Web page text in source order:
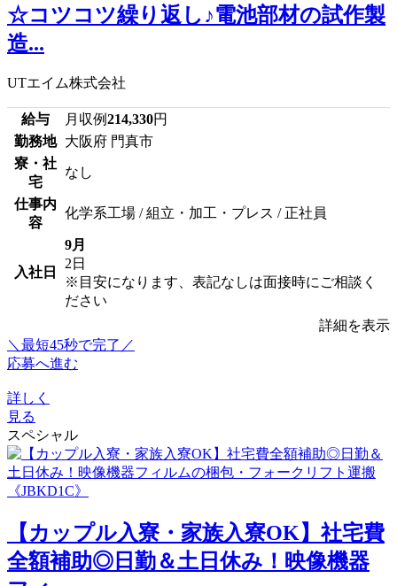
☆コツコツ繰り返し♪電池部材の試作製
造...
UTエイム株式会社
給与 月収例214,330円
勤務地 大阪府 門真市
寮・社
宅
なし
仕事内
容
化学系工場 / 組立・加工・プレス / 正社員
入社日
9月
2日
※目安になります、表記なしは面接時にご相談く
ださい
詳細を表示
＼最短45秒で完了／
応募へ進む
詳しく
見る
スペシャル
【カップル入寮・家族入寮OK】社宅費
全額補助◎日勤＆土日休み！映像機器